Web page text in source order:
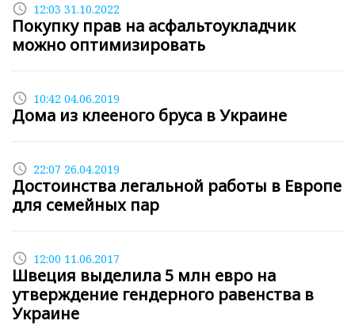
access_time 12:03 31.10.2022
Покупку прав на асфальтоукладчик
можно оптимизировать
access_time 10:42 04.06.2019
Дома из клееного бруса в Украине
access_time 22:07 26.04.2019
Достоинства легальной работы в Европе
для семейных пар
access_time 12:00 11.06.2017
Швеция выделила 5 млн евро на
утверждение гендерного равенства в
Украине